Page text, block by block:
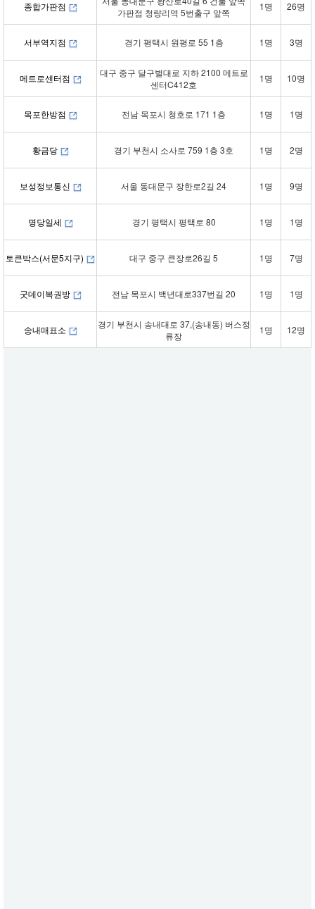
종합가판점
가판점 청량리역 5번출구 앞쪽
1명 26명
서부역지점 경기 평택시 원평로 55 1층 1명 3명
메트로센터점
대구 중구 달구벌대로 지하 2100 메트로
센터C412호
1명 10명
목포한방점 전남 목포시 청호로 171 1층 1명 1명
황금당 경기 부천시 소사로 759 1층 3호 1명 2명
보성정보통신 서울 동대문구 장한로2길 24 1명 9명
명당일세 경기 평택시 평택로 80 1명 1명
토큰박스(서문5지구) 대구 중구 큰장로26길 5 1명 7명
굿데이복권방 전남 목포시 백년대로337번길 20 1명 1명
송내매표소
경기 부천시 송내대로 37,(송내동) 버스정
류장
1명 12명